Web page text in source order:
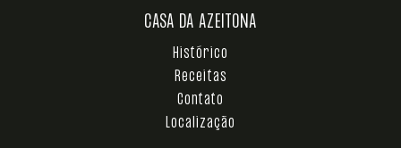
CASA DA AZEITONA
Histórico
Receitas
Contato
Localização